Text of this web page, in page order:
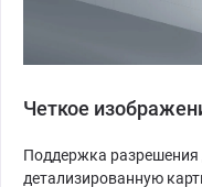
Четкое
Поддержка разрешения
детализированную